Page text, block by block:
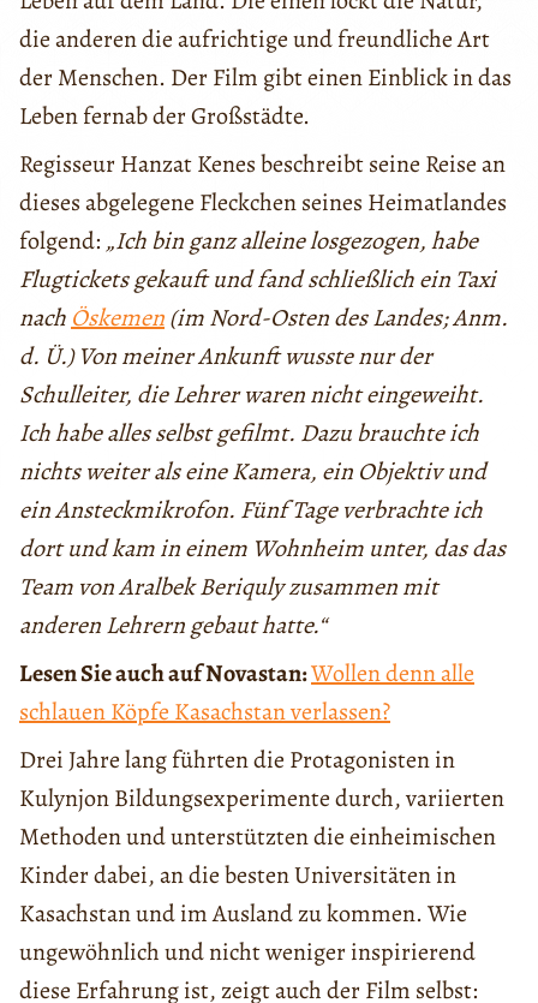
die anderen die aufrichtige und freundliche Art
der Menschen. Der Film gibt einen Einblick in das
Leben fernab der Großstädte.
Regisseur Hanzat Kenes beschreibt seine Reise an
dieses abgelegene Fleckchen seines Heimatlandes
folgend: „Ich bin ganz alleine losgezogen, habe
Flugtickets gekauft und fand schließlich ein Taxi
nach Öskemen(im Nord-Osten des Landes; Anm.
d. Ü.) Von meiner Ankunft wusste nur der
Schulleiter, die Lehrer waren nicht eingeweiht.
Ich habe alles selbst gefilmt. Dazu brauchte ich
nichts weiter als eine Kamera, ein Objektiv und
ein Ansteckmikrofon. Fünf Tage verbrachte ich
dort und kam in einem Wohnheim unter, das das
Team von Aralbek Beriquly zusammen mit
anderen Lehrern gebaut hatte.“
Lesen Sie auch auf Novastan:Wollen denn alle
schlauen Köpfe Kasachstan verlassen?
Drei Jahre lang führten die Protagonisten in
Kulynjon Bildungsexperimente durch, variierten
Methoden und unterstützten die einheimischen
Kinder dabei, an die besten Universitäten in
Kasachstan und im Ausland zu kommen. Wie
ungewöhnlich und nicht weniger inspirierend
diese Erfahrung ist, zeigt auch der Film selbst: